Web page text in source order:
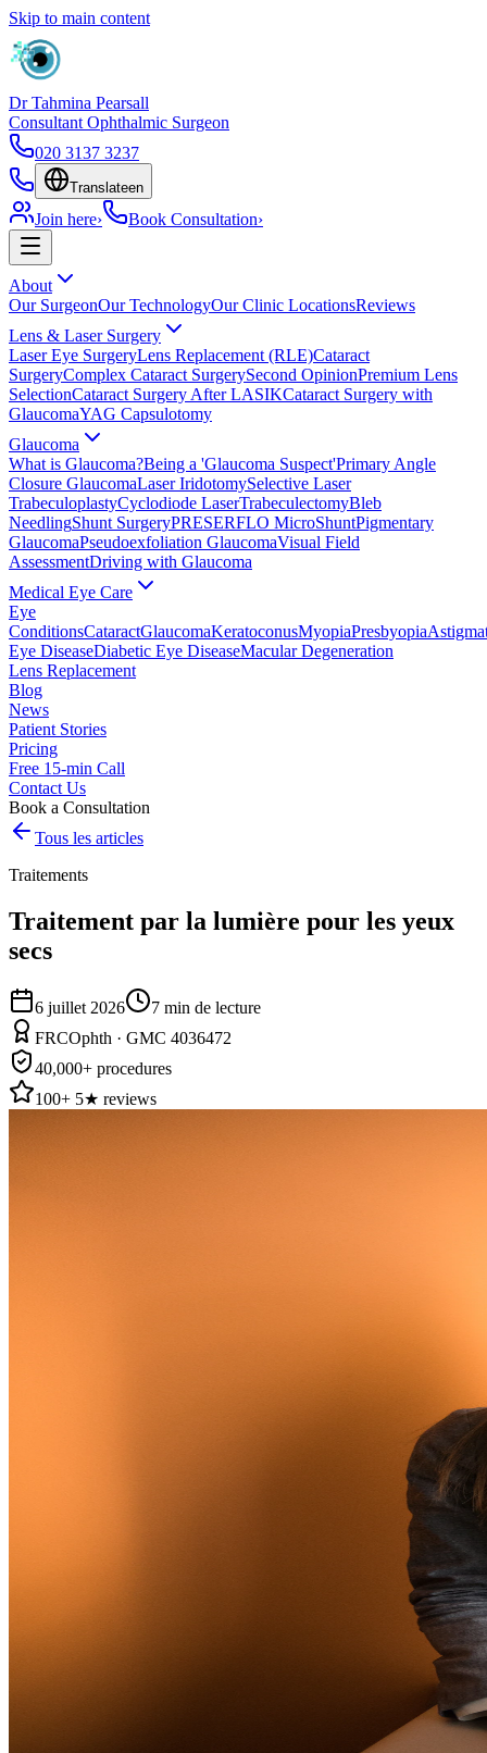
Skip to main content
Dr Tahmina Pearsall
Consultant Ophthalmic Surgeon
020 3137 3237
Translateen
Join here› Book Consultation›
About
Our SurgeonOur TechnologyOur Clinic LocationsReviews
Lens & Laser Surgery
Laser Eye SurgeryLens Replacement (RLE)Cataract
SurgeryComplex Cataract SurgerySecond OpinionPremium Lens
SelectionCataract Surgery After LASIKCataract Surgery with
GlaucomaYAG Capsulotomy
Glaucoma
What is Glaucoma?Being a 'Glaucoma Suspect'Primary Angle
Closure GlaucomaLaser IridotomySelective Laser
TrabeculoplastyCyclodiode LaserTrabeculectomyBleb
NeedlingShunt SurgeryPRESERFLO MicroShuntPigmentary
GlaucomaPseudoexfoliation GlaucomaVisual Field
AssessmentDriving with Glaucoma
Medical Eye Care
Eye
ConditionsCataractGlaucomaKeratoconusMyopiaPresbyopia
Eye DiseaseDiabetic Eye DiseaseMacular Degeneration
Lens Replacement
Blog
News
Patient Stories
Pricing
Free 15-min Call
Contact Us
Book a Consultation
Tous les articles
Traitements
Traitement par la lumière pour les yeux
secs
6 juillet 2026 7 min de lecture
FRCOphth · GMC 4036472
40,000+ procedures
100+ 5★ reviews